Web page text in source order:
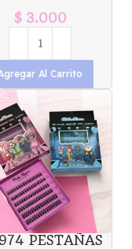
K-POP
X1U
$3.000
Al Carrito
PESTAÑAS